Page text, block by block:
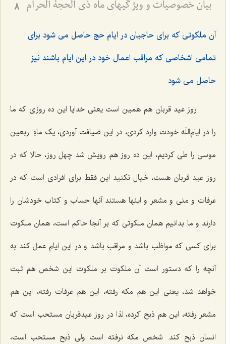
بیان خصوصیات و ویژگیهای ماه ذی الحجة الحرام 8
آن ملکوتى که براى حاجیان در ایام حج حاصل مى شود براى
تمامى اشخاصى که مراقب اعمال خود در این ایام باشند نیز
حاصل مى شود
روز عید قربان هم همین است یعنی خدایا این ده روزی که ما
را در ایام‌اللَه خودت وارد کردی، در این ضیافت آوردی، یک ماهِ اربعین
موسی را طی کردیم، این ده روز هم رویش شد چهل روز، حالا که در
روز عید قربان هست، خیال نکنید این فقط برای افرادی است که در
عرفات و منی و مشعر و اینها هستند آنها حساب و کتاب خودشان را
دارند و ما بدانیم همان ملکوتی که بر آنجا حاکم است، همان ملکوت
برای کسی که مواظب باشد و مراقب باشد و در این ایام عمل کند به
آنچه را که دستور است آن ملکوت بر ملکوت این شخص هم ثبت
خواهد شد، یعنی این هم مکه رفته، این هم عرفات رفته، این هم
مشعر رفته، این هم ذبح کرده، لذا در روز عیدقربان مستحب است که
انسان ذبح کند. شخص مکه نرفته است ولی ذبح مستحب است،